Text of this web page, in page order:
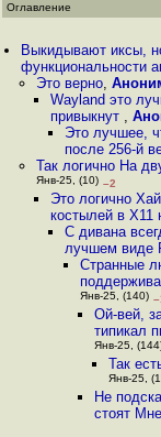
Оглавление
Выкидывают иксы,
функциональности
Это верно,
Wayland это
привыкнут ,
Это лучшее,
после 256-й
Так логично На
Янв-25, (10) –2
Это логично
костылей в X11
С дивана
лучшем виде
Странные
Янв-25, (140)
Ой-вей,
типикал
Янв-25,
Так
Янв-25,
Не
стоят